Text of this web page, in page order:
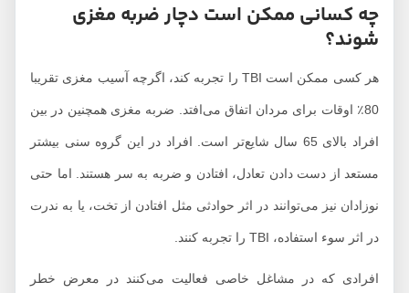
چه کسانی ممکن است دچار ضربه مغزی
شوند؟
هر کسی ممکن است TBI را تجربه کند، اگرچه آسیب مغزی تقریبا
80٪ اوقات برای مردان اتفاق می‌افتد. ضربه مغزی همچنین در بین
افراد بالای 65 سال شایع‌تر است. افراد در این گروه سنی بیشتر
مستعد از دست دادن تعادل، افتادن و ضربه به سر هستند. اما حتی
نوزادان نیز می‌توانند در اثر حوادثی مثل افتادن از تخت، یا به ندرت
در اثر سوء استفاده، TBI را تجربه کنند.
افرادی که در مشاغل خاصی فعالیت می‌کنند در معرض خطر